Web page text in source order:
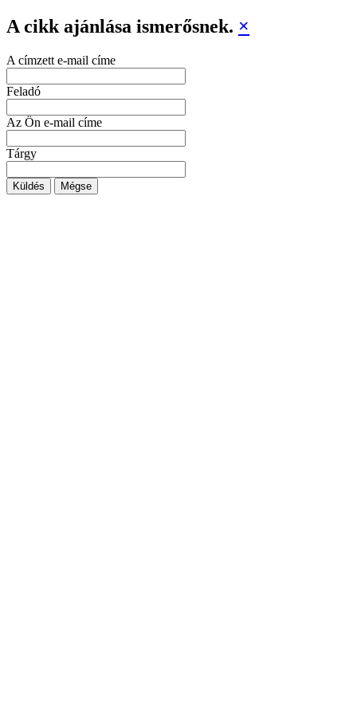
A cikk ajánlása ismerősnek. ×
A címzett e-mail címe
Feladó
Az Ön e-mail címe
Tárgy
Küldés Mégse